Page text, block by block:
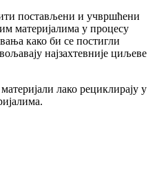
постављени и учвршћени
материјалима у процесу
како би се постигли
најзахтевније циљеве
лако рециклирају у